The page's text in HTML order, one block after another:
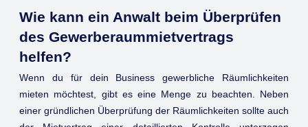
Wie kann ein Anwalt beim Überprüfen
des Gewerberaummietvertrags
helfen?
Wenn du für dein Business gewerbliche Räumlichkeiten
mieten möchtest, gibt es eine Menge zu beachten. Neben
einer gründlichen Überprüfung der Räumlichkeiten sollte auch